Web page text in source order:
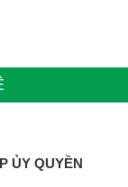
ỦY QUYỀN